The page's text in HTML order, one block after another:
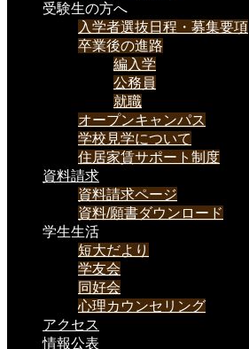
受験生の方へ
入学者選抜日程・募集要項
卒業後の進路
編入学
公務員
就職
オープンキャンパス
学校見学について
住居家賃サポート制度
資料請求
資料請求ページ
資料/願書ダウンロード
学生生活
短大だより
学友会
同好会
心理カウンセリング
アクセス
情報公表